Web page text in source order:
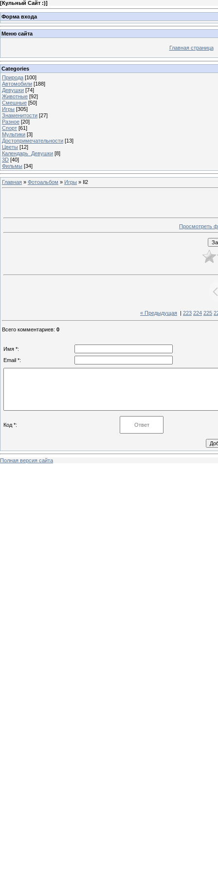
[Кульный Сайт :)]
Форма входа
Меню сайта
Главная страница
Categories
Природа [100]
Автомобили [188]
Девушки [74]
Животные [92]
Смешные [50]
Игры [305]
Знаменитости [27]
Разное [20]
Спорт [61]
Мультики [3]
Достопримечательности [13]
Цветы [12]
Календарь_Девушки [8]
3D [40]
Фильмы [34]
Главная » Фотоальбом » Игры » Il2
Просмотреть
« Предыдущая 223 224 225
Всего комментариев: 0
Имя *:
Email *:
Код *:
Полная версия сайта